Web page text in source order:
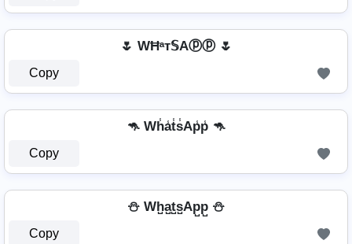
🌷 WĦᵃт𝕊Aⓟⓟ 🌷
Copy
🦘 Wh̾a̾t̾s̾Ap̾p̾ 🦘
Copy
⛄ Wh̺a̺t̺s̺Ap̺p̺ ⛄
Copy